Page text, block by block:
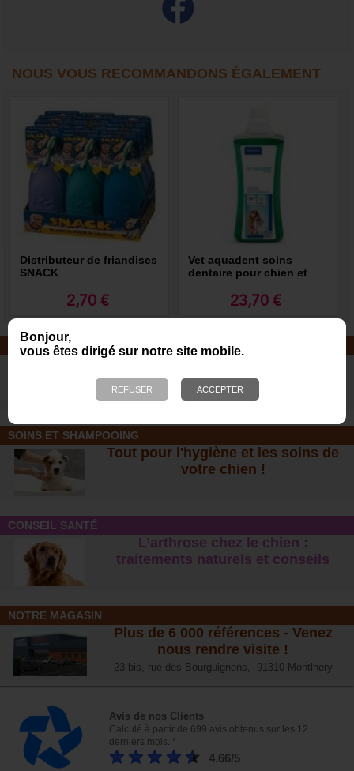
Bonjour,
vous êtes dirigé sur notre site mobile.
NOUS VOUS RECOMMANDONS ÉGALEMENT
Distributeur de friandises
SNACK
2,70 €
Vet aquadent soins
dentaire pour chien et
23,70 €
JOUETS EN CORDE
des heures de jeux avec votre chien
!
SOINS ET SHAMPOOING
Tout pour l'hygiène et les soins de
votre chien !
CONSEIL SANTÉ
L’arthrose chez le chien :
traitements naturels et conseils
NOTRE MAGASIN
Plus de 6 000 références - Venez
nous rendre visite !
23 bis, rue des Bourguignons, 91310 Montlhéry
Avis de nos Clients
Calculé à partir de 699 avis obtenus sur les 12
derniers mois. *
4.66/5